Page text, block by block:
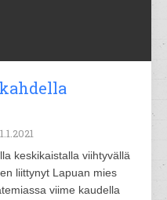
keskikaistalla viihtyvällä
liittynyt Lapuan mies
viime kaudella